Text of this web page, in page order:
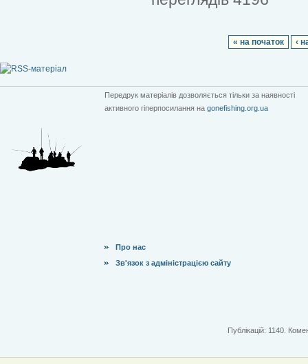
« на початок ‹
Передрук матеріалів дозволяється тільки за наявності
активного гіперпосилання на gonefishing.org.ua
Про нас
Зв'язок з адміністрацією сайту
Публікацій: 1140.